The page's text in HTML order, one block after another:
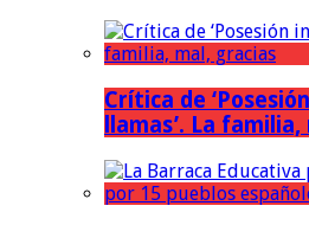
Crítica de
llamas’. La